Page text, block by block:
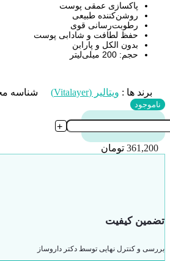
پاکسازی عمقی پوست
روشن‌کننده طبیعی
رطوبت‌رسانی قوی
حفظ لطافت و شادابی پوست
بدون الکل و پارابن
حجم: 200 میلی‌لیتر
برند ها : ویتالیر (Vitalayer) شناسه
ناموجود
+
361,200 تومان
تضمین کیفیت
بررسی و کنترل نهایی توسط دکتر داروساز